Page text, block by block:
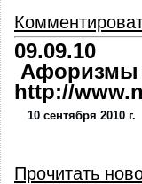
09.09.10
Афоризмы
http://
10 сентября 2010 г.
Прочитать